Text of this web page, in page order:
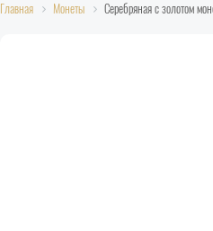
Главная Монеты Серебряная с золотом